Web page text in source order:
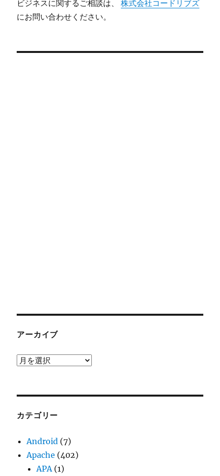
ビジネスに関するご相談は、株式会社コードリブズ
にお問い合わせください。
アーカイブ
ア
ブ
カテゴリー
Android (7)
Apache (402)
APA(1)